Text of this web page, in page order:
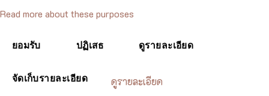
Read more about these purposes
ยอมรับ ปฏิเสธ ดูรายละเอียด
จัดเก็บรายละเอียด ดูรายละเอียด